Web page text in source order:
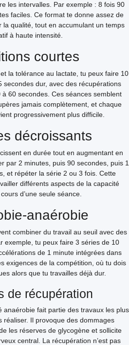
les intervalles. Par exemple : 8 fois 90
faciles. Ce format te donne assez de
la qualité, tout en accumulant un temps
à haute intensité.
courtes
la tolérance au lactate, tu peux faire 10
secondes dur, avec des récupérations
60 secondes. Ces séances semblent
jamais complètement, et chaque
progressivement plus difficile.
décroissants
en durée tout en augmentant en
par 2 minutes, puis 90 secondes, puis 1
et répéter la série 2 ou 3 fois. Cette
différents aspects de la capacité
d’une seule séance.
anaérobie
combiner du travail au seuil avec des
exemple, tu peux faire 3 séries de 10
de 1 minute intégrées dans
exigences de la compétition, où tu dois
alors que tu travailles déjà dur.
de récupération
anaérobie fait partie des travaux les plus
réaliser. Il provoque des dommages
les réserves de glycogène et sollicite
central. La récupération n’est pas